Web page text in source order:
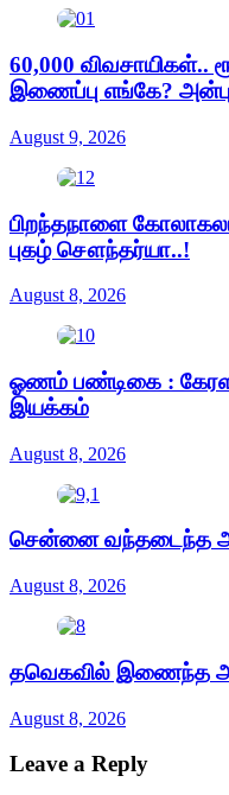
60,000 விவசாயிகள்..
இணைப்பு எங்கே?
August 9, 2026
பிறந்தநாளை
புகழ் சௌந்தர்யா..!
August 8, 2026
ஓணம் பண்டிகை :
இயக்கம்
August 8, 2026
சென்னை வந்தடைந்த
August 8, 2026
தவெகவில் இணைந்த
August 8, 2026
Leave a Reply